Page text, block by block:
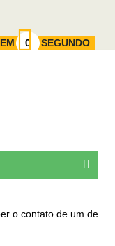
SEGUNDO
o contato de um de